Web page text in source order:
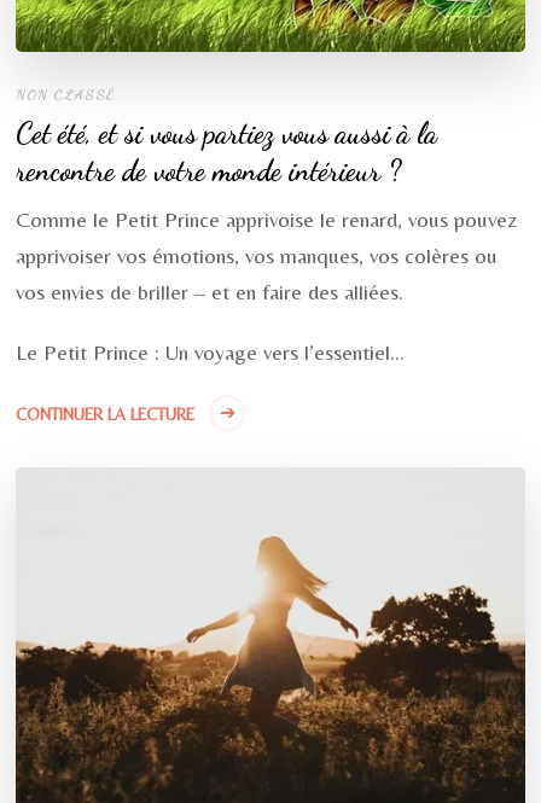
NON CLASSÉ
Cet été, et si vous partiez vous aussi à la
rencontre de votre monde intérieur ?
Comme le Petit Prince apprivoise le renard, vous pouvez
apprivoiser vos émotions, vos manques, vos colères ou
vos envies de briller – et en faire des alliées.
Le Petit Prince : Un voyage vers l’essentiel…
CONTINUER LA LECTURE